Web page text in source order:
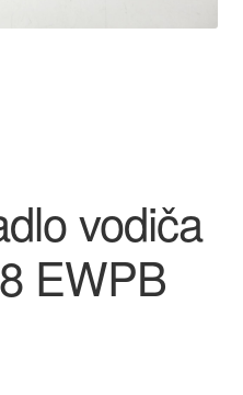
vodiča
EWPB